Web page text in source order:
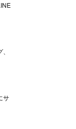
サ